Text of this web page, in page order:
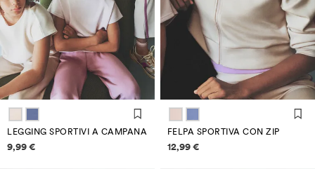
LEGGING SPORTIVI A CAMPANA
Informazioni sui prezzi
9,99 €
FELPA SPORTIVA CON ZIP
Informazioni sui prezzi
12,99 €